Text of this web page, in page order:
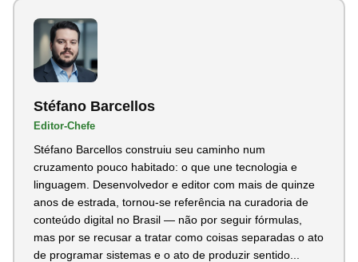
Stéfano Barcellos
Editor-Chefe
Stéfano Barcellos construiu seu caminho num
cruzamento pouco habitado: o que une tecnologia e
linguagem. Desenvolvedor e editor com mais de quinze
anos de estrada, tornou-se referência na curadoria de
conteúdo digital no Brasil — não por seguir fórmulas,
mas por se recusar a tratar como coisas separadas o ato
de programar sistemas e o ato de produzir sentido...